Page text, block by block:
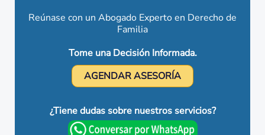
Reúnase con un Abogado Experto en Derecho de
Familia
Tome una Decisión Informada.
AGENDAR ASESORÍA
¿Tiene dudas sobre nuestros servicios?